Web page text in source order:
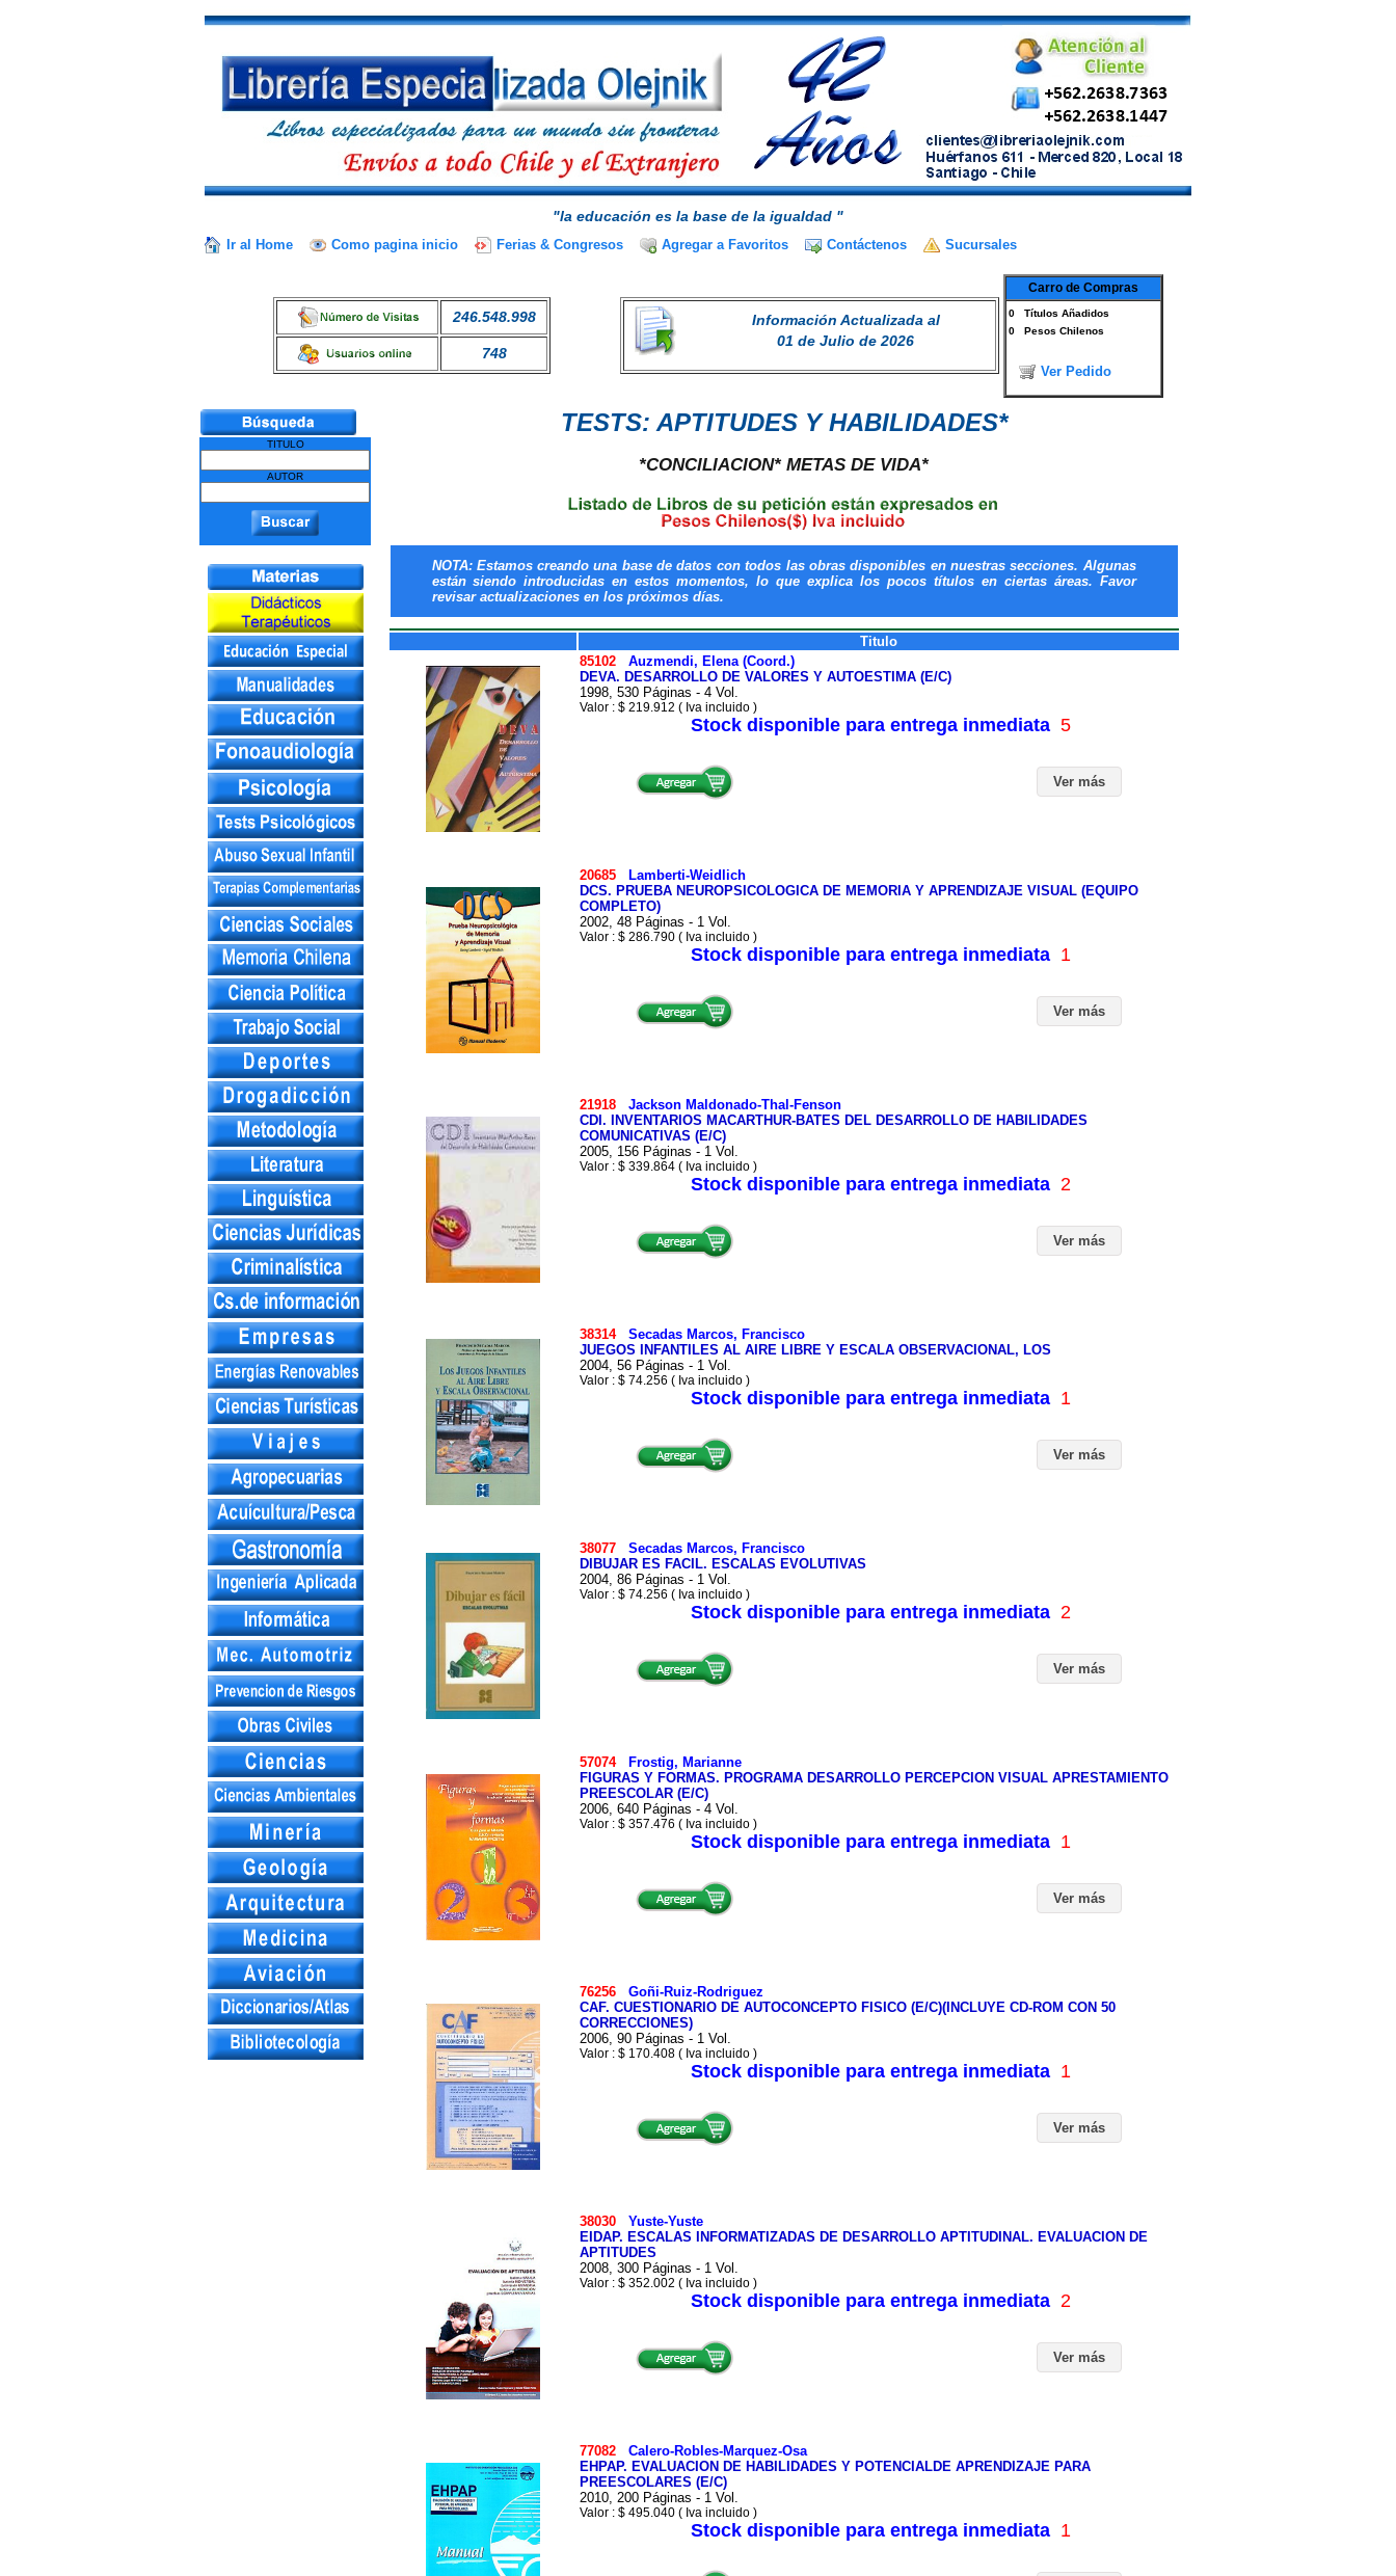
"la educación es la base de la igualdad "
Ir al Home Como pagina inicio Ferias & Congresos Agregar a Favoritos Contáctenos Sucursales
246.548.998
748
Información Actualizada al
01 de Julio de 2026
Carro de Compras
0 Títulos Añadidos
0 Pesos Chilenos
Ver Pedido
TITULO
AUTOR
TESTS: APTITUDES Y HABILIDADES*
*CONCILIACION* METAS DE VIDA*
NOTA: Estamos creando una base de datos con todos las obras disponibles en nuestras secciones. Algunas
están siendo introducidas en estos momentos, lo que explica los pocos títulos en ciertas áreas. Favor
revisar actualizaciones en los próximos días.
Titulo
85102 Auzmendi, Elena (Coord.)
DEVA. DESARROLLO DE VALORES Y AUTOESTIMA (E/C)
1998, 530 Páginas - 4 Vol.
Valor : $ 219.912 ( Iva incluido )
Stock disponible para entrega inmediata 5
Ver más
20685 Lamberti-Weidlich
DCS. PRUEBA NEUROPSICOLOGICA DE MEMORIA Y APRENDIZAJE VISUAL (EQUIPO
COMPLETO)
2002, 48 Páginas - 1 Vol.
Valor : $ 286.790 ( Iva incluido )
Stock disponible para entrega inmediata 1
Ver más
21918 Jackson Maldonado-Thal-Fenson
CDI. INVENTARIOS MACARTHUR-BATES DEL DESARROLLO DE HABILIDADES
COMUNICATIVAS (E/C)
2005, 156 Páginas - 1 Vol.
Valor : $ 339.864 ( Iva incluido )
Stock disponible para entrega inmediata 2
Ver más
38314 Secadas Marcos, Francisco
JUEGOS INFANTILES AL AIRE LIBRE Y ESCALA OBSERVACIONAL, LOS
2004, 56 Páginas - 1 Vol.
Valor : $ 74.256 ( Iva incluido )
Stock disponible para entrega inmediata 1
Ver más
38077 Secadas Marcos, Francisco
DIBUJAR ES FACIL. ESCALAS EVOLUTIVAS
2004, 86 Páginas - 1 Vol.
Valor : $ 74.256 ( Iva incluido )
Stock disponible para entrega inmediata 2
Ver más
57074 Frostig, Marianne
FIGURAS Y FORMAS. PROGRAMA DESARROLLO PERCEPCION VISUAL APRESTAMIENTO
PREESCOLAR (E/C)
2006, 640 Páginas - 4 Vol.
Valor : $ 357.476 ( Iva incluido )
Stock disponible para entrega inmediata 1
Ver más
76256 Goñi-Ruiz-Rodriguez
CAF. CUESTIONARIO DE AUTOCONCEPTO FISICO (E/C)(INCLUYE CD-ROM CON 50
CORRECCIONES)
2006, 90 Páginas - 1 Vol.
Valor : $ 170.408 ( Iva incluido )
Stock disponible para entrega inmediata 1
Ver más
38030 Yuste-Yuste
EIDAP. ESCALAS INFORMATIZADAS DE DESARROLLO APTITUDINAL. EVALUACION DE
APTITUDES
2008, 300 Páginas - 1 Vol.
Valor : $ 352.002 ( Iva incluido )
Stock disponible para entrega inmediata 2
Ver más
77082 Calero-Robles-Marquez-Osa
EHPAP. EVALUACION DE HABILIDADES Y POTENCIALDE APRENDIZAJE PARA
PREESCOLARES (E/C)
2010, 200 Páginas - 1 Vol.
Valor : $ 495.040 ( Iva incluido )
Stock disponible para entrega inmediata 1